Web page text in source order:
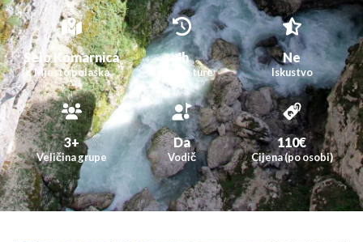
Selo Komarnica
Mjesto polaska
4h
Trajanje ture
Ne
Iskustvo
3+
Veličina grupe
Da
Vodič
110€
Cijena (po osobi)